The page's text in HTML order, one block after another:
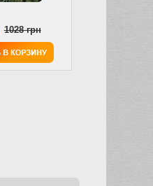
1028 грн